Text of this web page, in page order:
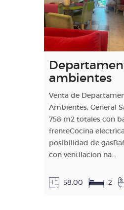
ambientes
Venta de
Ambientes, General
758 m2 totales con
frenteCocina
posibilidad de
con ventilacion na...
58.00 2